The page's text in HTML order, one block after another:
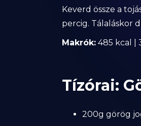
Keverd össze a
percig. Tálaláskor
Makrók: 485 kcal |
Tízórai:
200g görög